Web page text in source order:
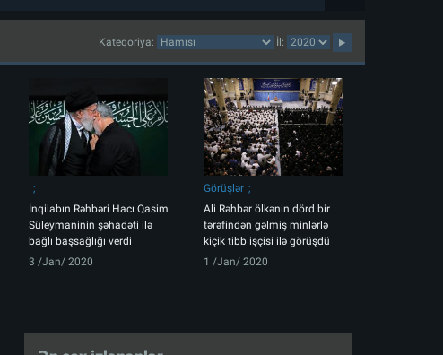
Kateqoriya: İl:
İnqilabın Rəhbəri Hacı Qasim
Süleymaninin şəhadəti ilə
bağlı başsağlığı verdi
3 /Jan/ 2020
Görüşlər
Ali Rəhbər ölkənin dörd bir
tərəfindən gəlmiş minlərlə
kiçik tibb işçisi ilə görüşdü
1 /Jan/ 2020